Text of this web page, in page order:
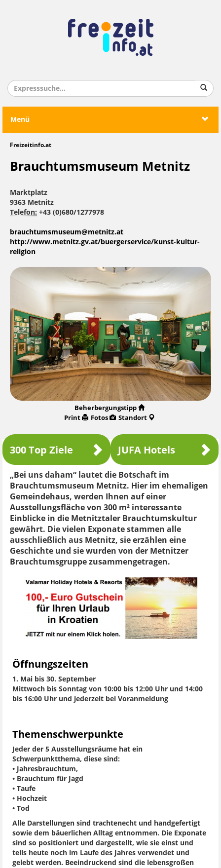
Menü
Freizeitinfo.at
Brauchtumsmuseum Metnitz
Marktplatz
9363 Metnitz
Telefon: +43 (0)680/1277978
brauchtumsmuseum@metnitz.at
http://www.metnitz.gv.at/buergerservice/kunst-kultur-
religion
Beherbergungstipp
Print
Fotos Standort
300 Top Ziele JUFA Hotels
„Bei uns daham“ lautet die Botschaft im
Brauchtumsmuseum Metnitz. Hier im ehemaligen
Gemeindehaus, werden Ihnen auf einer
Ausstellungsfläche von 300 m² interessante
Einblicke in die Metnitztaler Brauchtumskultur
gewährt. Die vielen Exponate stammen alle
ausschließlich aus Metnitz, sie erzählen eine
Geschichte und sie wurden von der Metnitzer
Brauchtumsgruppe zusammengetragen.
Öffnungszeiten
1. Mai bis 30. September
Mittwoch bis Sonntag von 10:00 bis 12:00 Uhr und 14:00
bis 16:00 Uhr und jederzeit bei Voranmeldung
Themenschwerpunkte
Jeder der 5 Ausstellungsräume hat ein
Schwerpunktthema, diese sind:
• Jahresbrauchtum,
• Brauchtum für Jagd
• Taufe
• Hochzeit
• Tod
Alle Darstellungen sind trachtenecht und handgefertigt
sowie dem bäuerlichen Alltag entnommen. Die Exponate
sind so positioniert und dargestellt, wie sie einst und
teils heute noch im Laufe des Jahres verwendet und
gelebt werden. Beeindruckend sind die lebensgroßen